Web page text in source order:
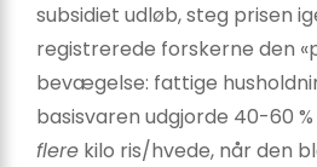
subsidiet udløb, steg prisen
registrerede forskerne den
bevægelse: fattige
basisvaren udgjorde 40-60
flere kilo ris/hvede, når den